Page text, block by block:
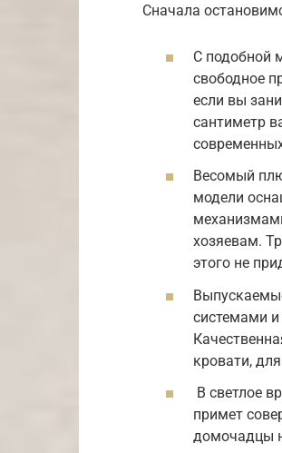
Сначала
С подобной
свободное
если вы
сантиметр
Весомый
модели
хозяевам.
этого не
системами
кровати,
В светлое
примет
домочадцы